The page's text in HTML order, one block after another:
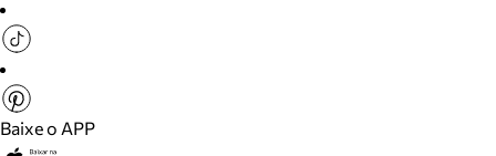
Baixe o APP